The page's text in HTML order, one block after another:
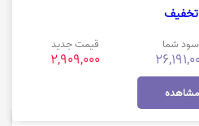
سود شما قیمت جدید
2,909,000
مشاهده